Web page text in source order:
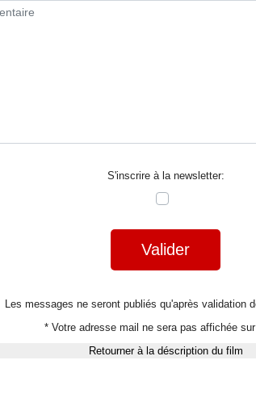
S'inscrire à la newsletter:
Valider
Les messages ne seront publiés qu'après validation
* Votre adresse mail ne sera pas affichée
Retourner à la déscription du film